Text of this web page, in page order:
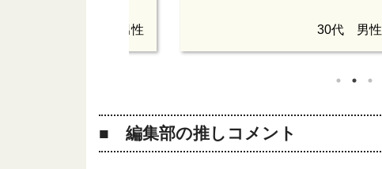
30代 男性 30代 男性
編集部の推しコメント